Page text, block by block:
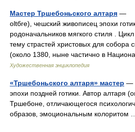
Мастер Тршебоньского алтаря —
oltбre), чешский живописец эпохи
родоначальников мягкого стиля .
тему страстей христовых для собора
(около 1380, ныне частично в
Художественная энциклопедия
«Тршебоньского алтаря» мастер —
эпохи поздней готики. Автор алтаря
Тршебоне, отличающегося
образов, эмоциональным колоритом